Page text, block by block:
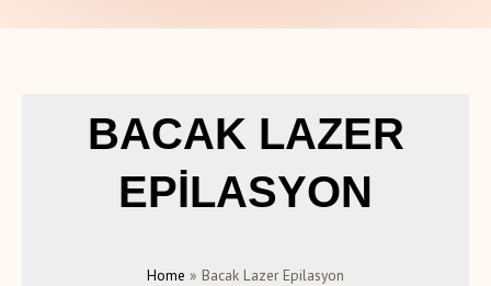
BACAK LAZER
EPILASYON
Home » Bacak Lazer Epilasyon